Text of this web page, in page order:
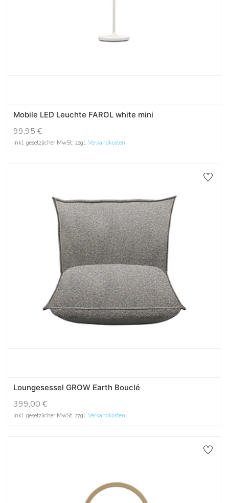
Mobile LED Leuchte FAROL white mini
99,95 €
Inkl. gesetzlicher MwSt. zzgl. Versandkosten
Loungesessel GROW Earth Bouclé
399,00 €
Inkl. gesetzlicher MwSt. zzgl. Versandkosten